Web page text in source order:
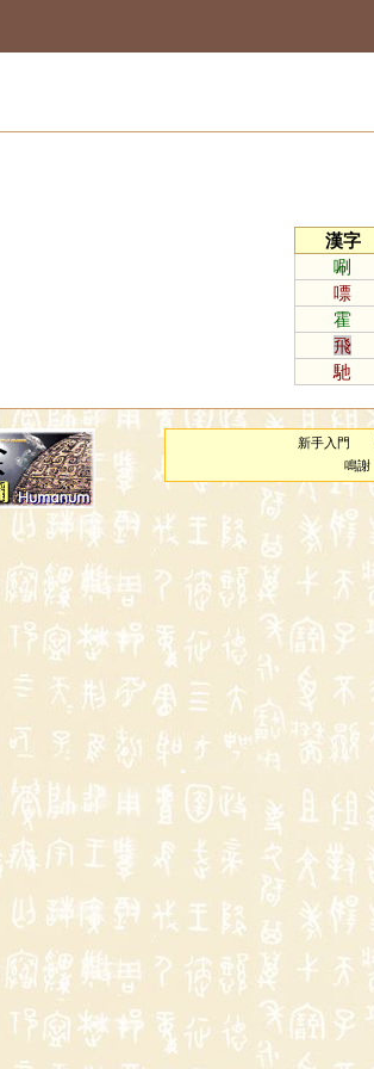
漢字
唰
嘌
霍
飛
馳
新手入門
鳴謝